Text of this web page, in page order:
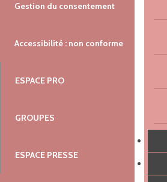
Gestion du consentement
Accessibilité : non conforme
ESPACE PRO
GROUPES
ESPACE PRESSE